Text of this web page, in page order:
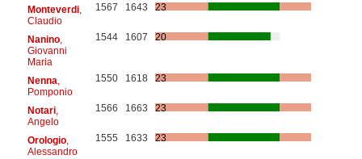
Monteverdi,
Claudio
1567 1643 23
Nanino,
Giovanni
Maria
1544 1607 20
Nenna
Pomponio
1550 1618 23
Notari,
Angelo
1566 1663 23
Orologio,
Alessandro
1555 1633 23